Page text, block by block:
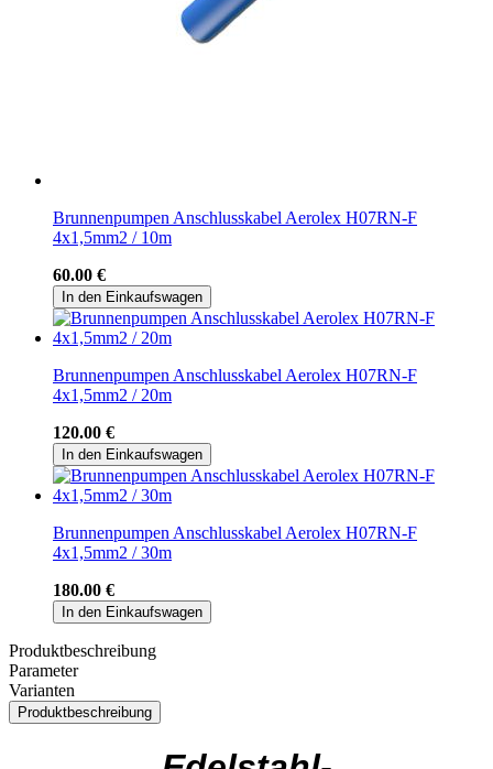
Brunnenpumpen Anschlusskabel Aerolex H07RN-F
4x1,5mm2 / 10m
60.00 €
In den Einkaufswagen
Brunnenpumpen Anschlusskabel Aerolex H07RN-F
4x1,5mm2 / 20m
120.00 €
In den Einkaufswagen
Brunnenpumpen Anschlusskabel Aerolex H07RN-F
4x1,5mm2 / 30m
180.00 €
In den Einkaufswagen
Produktbeschreibung
Parameter
Varianten
Produktbeschreibung